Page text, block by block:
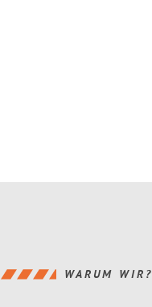
WARUM WIR?